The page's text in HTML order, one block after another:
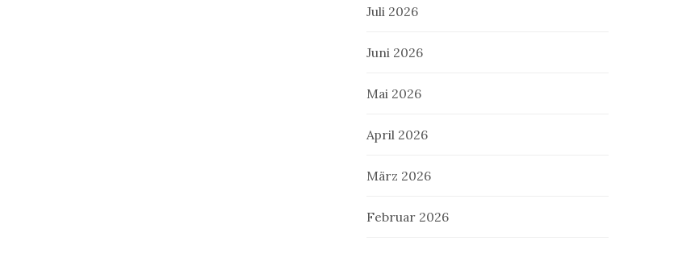
Juli 2026
Juni 2026
Mai 2026
April 2026
März 2026
Februar 2026